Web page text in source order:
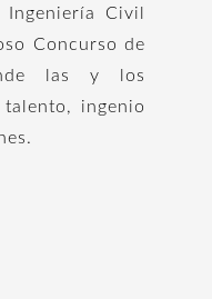
Civil
Concurso de
las y los
ingenio